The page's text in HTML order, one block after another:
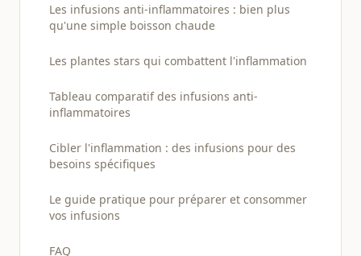
Les infusions anti-inflammatoires : bien plus
qu'une simple boisson chaude
Les plantes stars qui combattent l'inflammation
Tableau comparatif des infusions anti-
inflammatoires
Cibler l'inflammation : des infusions pour des
besoins spécifiques
Le guide pratique pour préparer et consommer
vos infusions
FAQ